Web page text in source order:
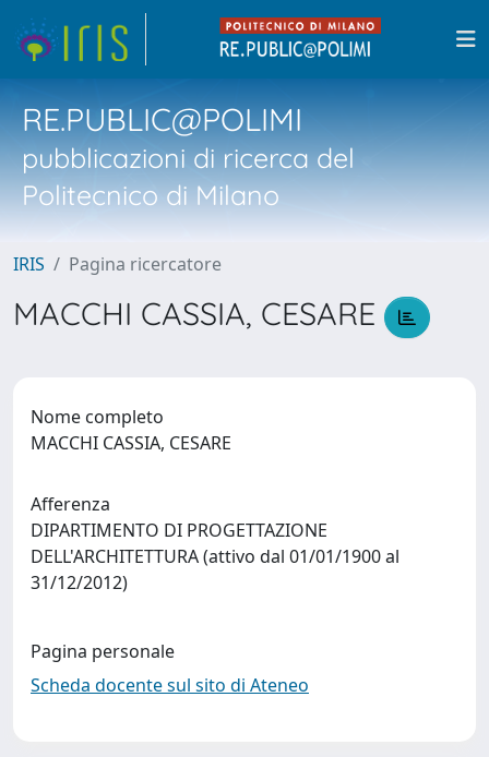
RE.PUBLIC@POLIMI
pubblicazioni di ricerca del
Politecnico di Milano
IRIS Pagina ricercatore
MACCHI CASSIA, CESARE
Nome completo
MACCHI CASSIA, CESARE
Afferenza
DIPARTIMENTO DI PROGETTAZIONE
DELL'ARCHITETTURA (attivo dal 01/01/1900 al
31/12/2012)
Pagina personale
Scheda docente sul sito di Ateneo